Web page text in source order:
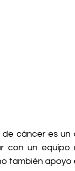
cáncer es
con un equipo
también apoyo